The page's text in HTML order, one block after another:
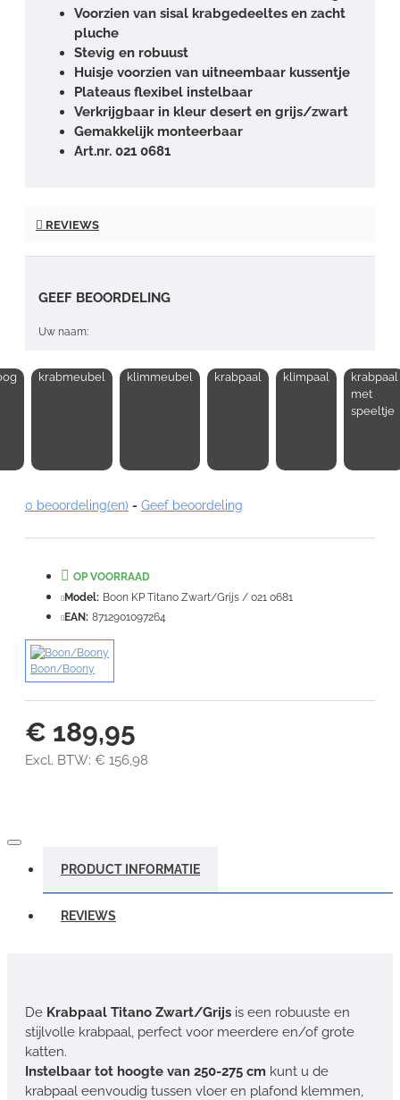
Voorzien van sisal krabgedeeltes en zacht
pluche
Stevig en robuust
Huisje voorzien van uitneembaar kussentje
Plateaus flexibel instelbaar
Verkrijgbaar in kleur desert en grijs/zwart
Gemakkelijk monteerbaar
Art.nr. 021 0681
REVIEWS
GEEF BEOORDELING
Uw naam:
Note:HTML-code wordt niet vertaald!
VERDER
krabmeubel klimmeubel krabpaal klimpaal
krabpaal
met
speeltje
0 beoordeling(en) - Geef beoordeling
€ 189,95
Excl. BTW: € 156,98
OP VOORRAAD
Model: Boon KP Titano Zwart/Grijs / 021 0681
EAN: 8712901097264
Boon/Boony
PRODUCT INFORMATIE
REVIEWS
De Krabpaal Titano Zwart/Grijs is een robuuste en
stijlvolle krabpaal, perfect voor meerdere en/of grote
katten.
Instelbaar tot hoogte van 250-275 cm kunt u de
krabpaal eenvoudig tussen vloer en plafond klemmen,